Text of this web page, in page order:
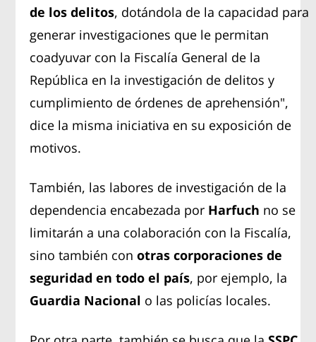
de los delitos, dotándola de la capacidad para
generar investigaciones que le permitan
coadyuvar con la Fiscalía General de la
República en la investigación de delitos y
cumplimiento de órdenes de aprehensión",
dice la misma iniciativa en su exposición de
motivos.
También, las labores de investigación de la
dependencia encabezada por Harfuch no se
limitarán a una colaboración con la Fiscalía,
sino también conotras corporaciones de
seguridad en todo el país, por ejemplo, la
Guardia Nacional o las policías locales.